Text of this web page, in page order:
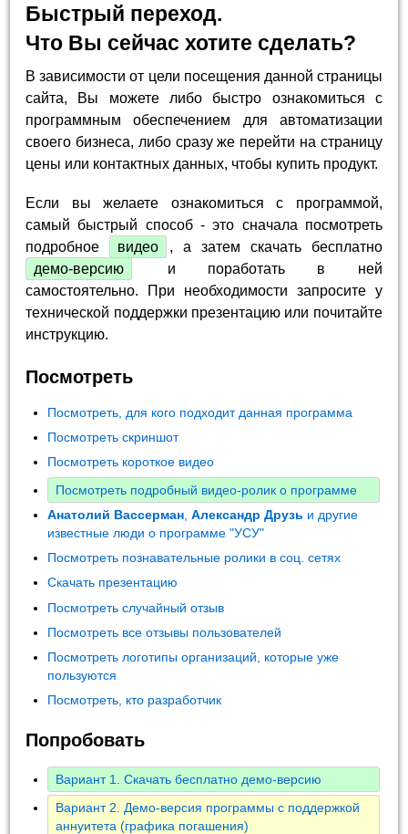
Быстрый переход.
Что Вы сейчас хотите сделать?
В зависимости от цели посещения данной страницы
сайта, Вы можете либо быстро ознакомиться с
программным обеспечением для автоматизации
своего бизнеса, либо сразу же перейти на страницу
цены или контактных данных, чтобы купить продукт.
Если вы желаете ознакомиться с программой,
самый быстрый способ - это сначала посмотреть
подробное
видео
, а затем скачать бесплатно
демо-версию
и поработать в ней
самостоятельно. При необходимости запросите у
технической поддержки презентацию или почитайте
инструкцию.
Посмотреть
Посмотреть, для кого подходит данная программа
Посмотреть скриншот
Посмотреть короткое видео
Посмотреть подробный видео-ролик о программе
Анатолий Вассерман ,Александр Друзь и другие
известные люди о программе "УСУ"
Посмотреть познавательные ролики в соц. сетях
Скачать презентацию
Посмотреть случайный отзыв
Посмотреть все отзывы пользователей
Посмотреть логотипы организаций, которые уже
пользуются
Посмотреть, кто разработчик
Попробовать
Вариант 1. Скачать бесплатно демо-версию
Вариант 2. Демо-версия программы с поддержкой
аннуитета (графика погашения)